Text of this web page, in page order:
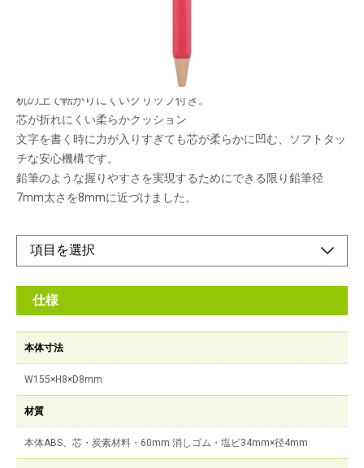
回すと出てくる繰り出し消しゴム付き。
机の上で転がりにくいクリップ付き。
芯が折れにくい柔らかクッション
文字を書く時に力が入りすぎても芯が柔らかに凹む、ソフトタッ
チな安心機構です。
鉛筆のような握りやすさを実現するためにできる限り鉛筆径
7mm太さを8mmに近づけました。
仕様
本体寸法
W155×H8×D8mm
材質
本体ABS、芯・炭素材料・60mm 消しゴム・塩ビ34mm×径4mm